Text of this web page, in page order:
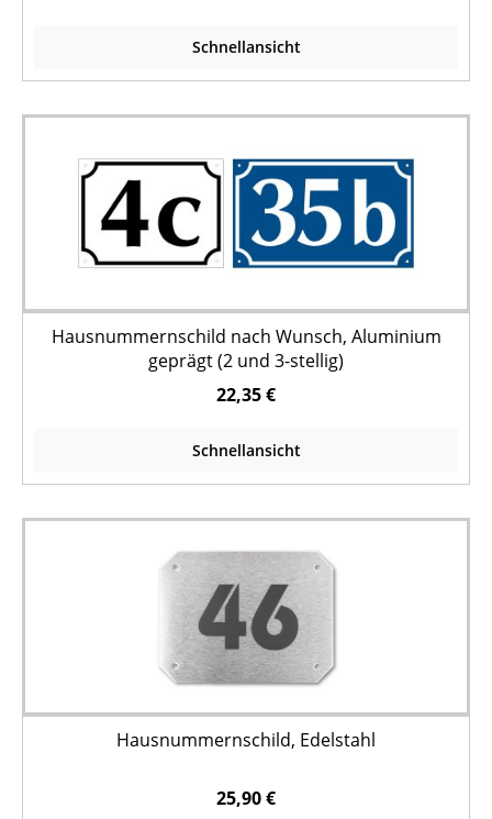
Schnellansicht
Hausnummernschild nach Wunsch, Aluminium
geprägt (2 und 3-stellig)
22,35 €
Schnellansicht
Hausnummernschild, Edelstahl
25,90 €